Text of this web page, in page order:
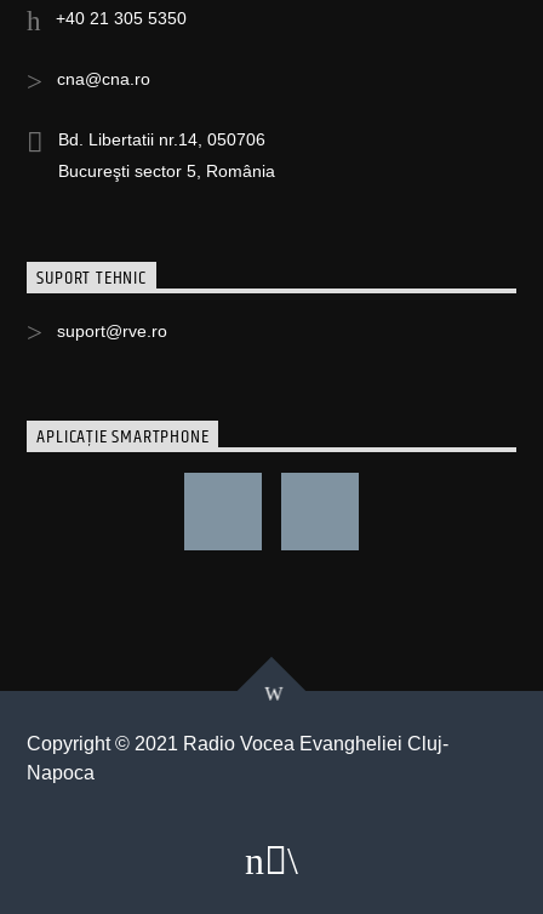
+40 21 305 5350
cna@cna.ro
Bd. Libertatii nr.14, 050706
Bucureşti sector 5, România
SUPORT TEHNIC
suport@rve.ro
APLICAȚIE SMARTPHONE
Copyright © 2021 Radio Vocea Evangheliei Cluj-
Napoca